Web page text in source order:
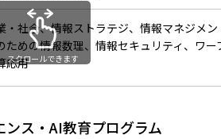
・社会、情報ストラテジ、情報マネジメ
ための情報数理、情報セキュリティ、ワ
応用
スクロールできます
ス・AI教育プログラム